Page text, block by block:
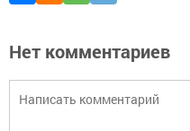
Нет комментариев